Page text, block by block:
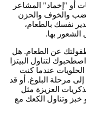
أو "إخماد" المشاعر
والخوف والحزن
نفسك بالطعام،
بها.
عن الطعام. هل
لتناول البيتزا
عندما كنت
مرحلة البلوغ. أو قد
العزيزة مثل
خبز وتناول الكعك مع